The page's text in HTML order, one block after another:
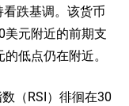
跌基调。该货币
元附近的前期支
低点仍在附近。
（RSI）徘徊在30